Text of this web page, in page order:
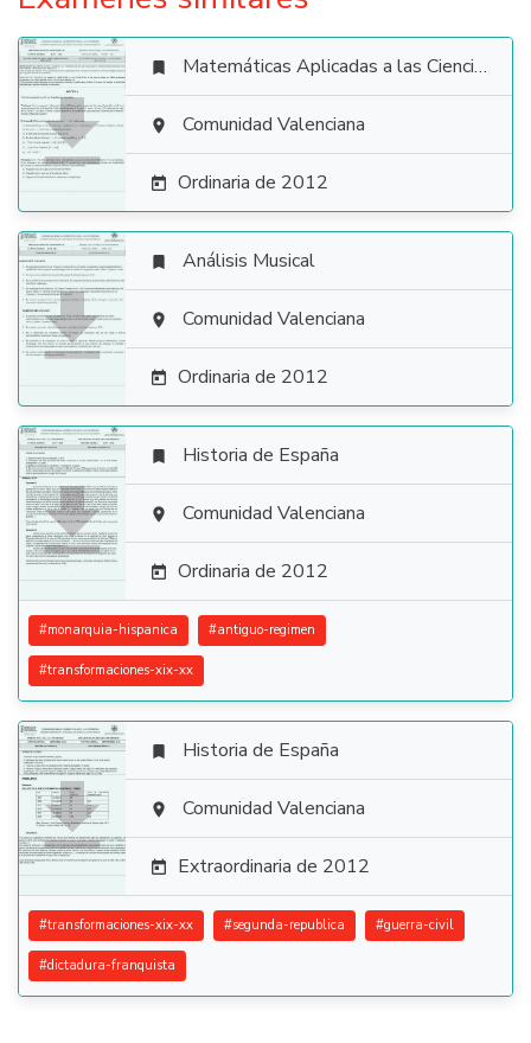

 Matemáticas Aplicadas a las Ciencias Sociales
 Comunidad Valenciana
 Ordinaria de 2012

 Análisis Musical
 Comunidad Valenciana
 Ordinaria de 2012

 Historia de España
 Comunidad Valenciana
 Ordinaria de 2012
#monarquia-hispanica #antiguo-regimen
#transformaciones-xix-xx

 Historia de España
 Comunidad Valenciana
 Extraordinaria de 2012
#transformaciones-xix-xx #segunda-republica #guerra-civil
#dictadura-franquista